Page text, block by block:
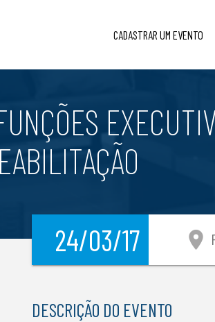
CADASTRAR UM EVENTO
24/03/17 location_on
DESCRIÇÃO DO EVENTO